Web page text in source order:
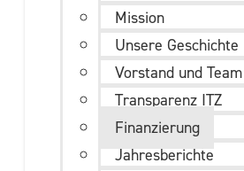
Mission
Unsere Geschichte
Vorstand und Team
Transparenz ITZ
Finanzierung
Jahresberichte